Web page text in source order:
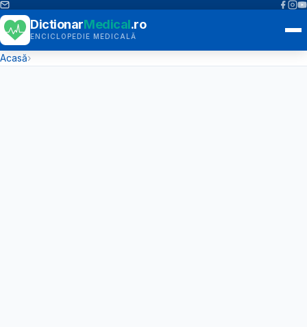
DictionarMedical.ro
ENCICLOPEDIE MEDICALĂ
Acasă›